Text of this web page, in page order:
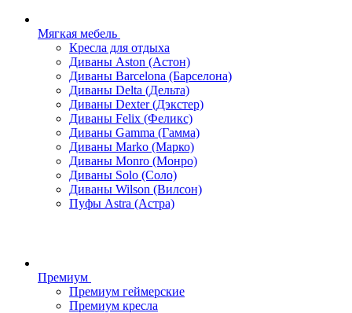
Мягкая мебель
Кресла для отдыха
Диваны Aston (Астон)
Диваны Barcelona (Барселона)
Диваны Delta (Дельта)
Диваны Dexter (Дэкстер)
Диваны Felix (Феликс)
Диваны Gamma (Гамма)
Диваны Marko (Марко)
Диваны Monro (Монро)
Диваны Solo (Соло)
Диваны Wilson (Вилсон)
Пуфы Astra (Астра)
Премиум
Премиум геймерские
Премиум кресла